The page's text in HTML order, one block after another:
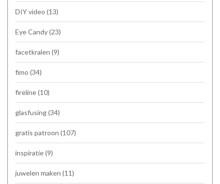
DIY video (13)
Eye Candy(23)
facetkralen (9)
fimo (34)
fireline(10)
glasfusing(34)
gratis patroon (107)
inspiratie(9)
juwelen maken (11)